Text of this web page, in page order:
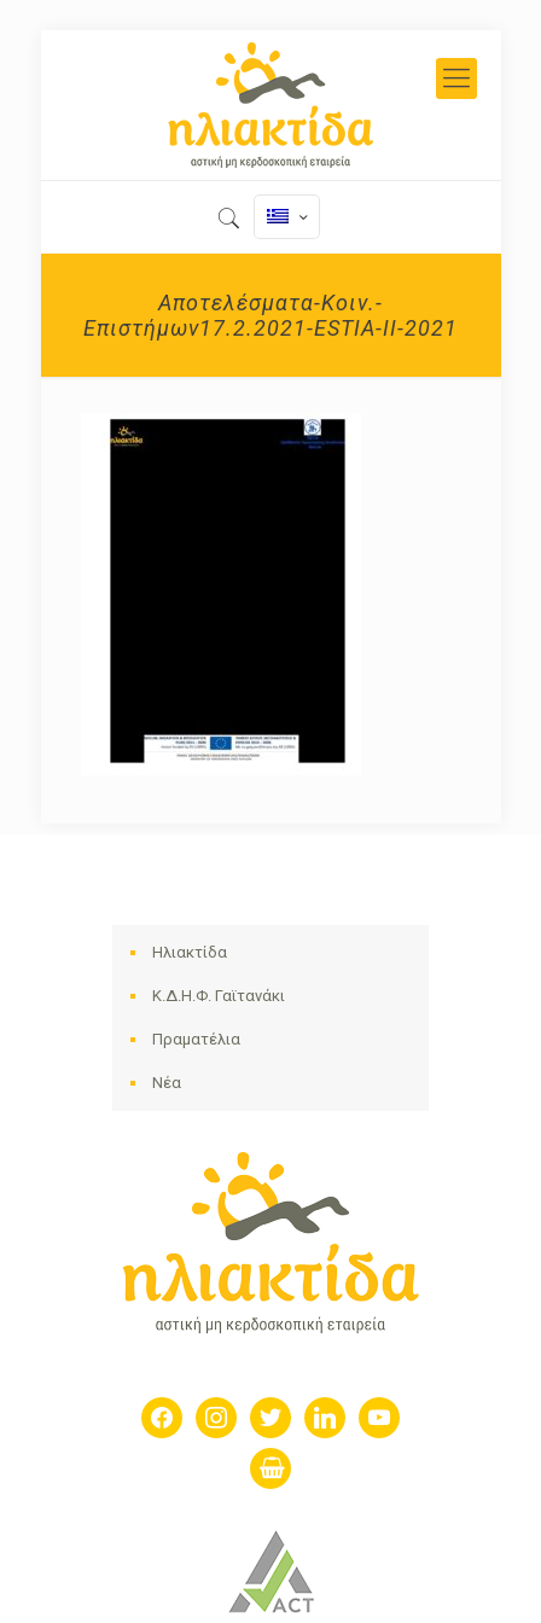
Αποτελέσματα-Κοιν.-
Επιστήμων17.2.2021-ESTIA-ΙΙ-2021
Ηλιακτίδα
Κ.Δ.Η.Φ. Γαϊτανάκι
Πραματέλια
Νέα
facebookinstagramtwitter linkedin youtube
shopping-
basket